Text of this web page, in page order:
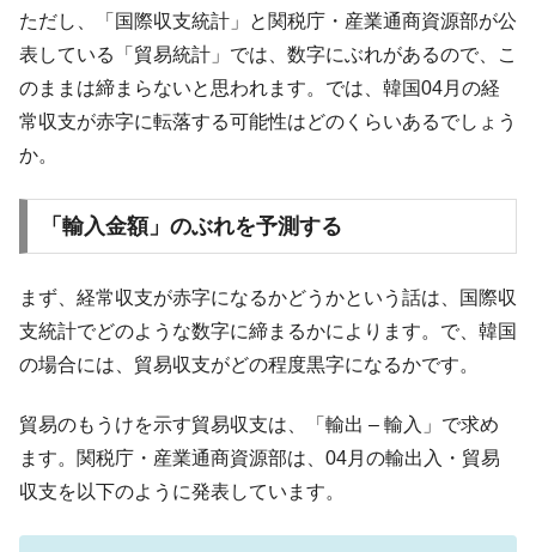
『Money1』
韓国･李在明「青年層の雇用状況が悪い。せ
や、若者に起業させよう」⇒ どんな雇用対策だソレ。
『Money1』
【韓国の外貨準備】2026年07月は4,279億ド
ル。外平債の発行「19.4億ドル」
ーにウソのデータを入力したのは明白だ」
『Money1』
韓国･李在明さっそく不動産対策で浅薄な発
言。
だ。
『Money1』
『韓国銀行』が「金の保有量を増やしま
す」⇒「金を経由するドル入手」手段ではないのか？
ル」まで拡大 ⇒ 海外資金の動きに強く左右される状態
『Money1』
韓国･帰ってきた李在明。李在明を支持しな
い「50.5％」に上昇
『Money1』
韓国大統領府ボンクラ政策室長が告発され
ただし、「国際収支統計」と関税庁・産業通商資源部が公
表している「貿易統計」では、数字にぶれがあるので、こ
のままは締まらないと思われます。では、韓国04月の経
常収支が赤字に転落する可能性はどのくらいあるでしょう
か。
「輸入金額」のぶれを予測する
まず、経常収支が赤字になるかどうかという話は、国際収
支統計でどのような数字に締まるかによります。で、韓国
の場合には、貿易収支がどの程度黒字になるかです。
貿易のもうけを示す貿易収支は、「輸出 – 輸入」で求め
ます。関税庁・産業通商資源部は、04月の輸出入・貿易
収支を以下のように発表しています。